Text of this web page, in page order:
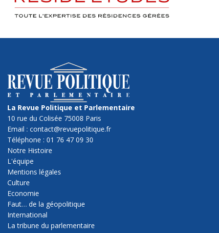
La Revue Politique et Parlementaire
10 rue du Colisée 75008 Paris
Email : contact@revuepolitique.fr
Téléphone : 01 76 47 09 30
Notre Histoire
L'équipe
Mentions légales
Culture
Economie
Faut… de la géopolitique
International
La tribune du parlementaire